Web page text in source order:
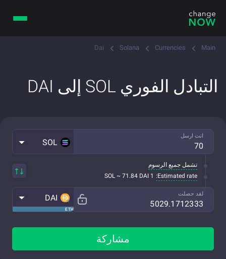
Main
Currencies
Solana
Dai
التبادل الفوري SOL إلى DAI
انت ارسل
SOL
تشمل جميع الرسوم
Estimated rate:
1 SOL ~ 71.84 DAI
لقد حصلت
ETH
DAI
مشاركة